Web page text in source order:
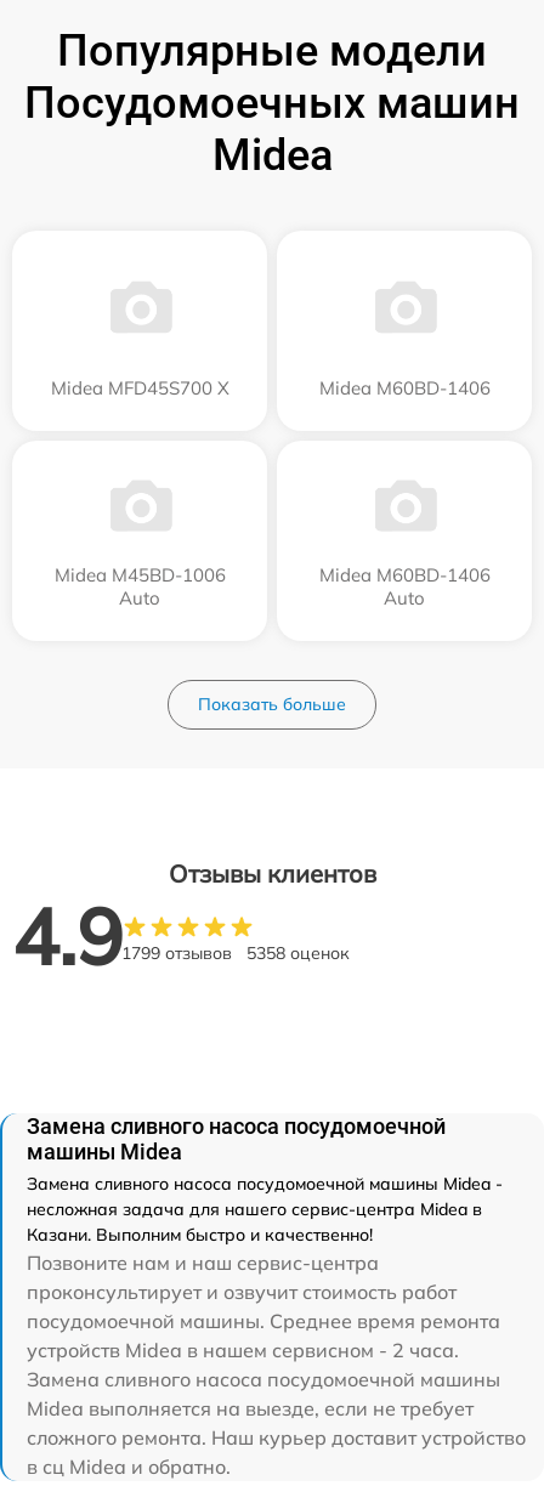
Популярные модели
Посудомоечных машин
Midea
Midea MFD45S700 X Midea M60BD-1406
Midea M45BD-1006
Auto
Midea M60BD-1406
Auto
Показать больше
Отзывы клиентов
4.91799 отзывов 5358 оценок
Замена сливного насоса посудомоечной
машины Midea
Замена сливного насоса посудомоечной машины Midea -
несложная задача для нашего сервис-центра Midea в
Казани. Выполним быстро и качественно!
Позвоните нам и наш сервис-центра
проконсультирует и озвучит стоимость работ
посудомоечной машины. Среднее время ремонта
устройств Midea в нашем сервисном - 2 часа.
Замена сливного насоса посудомоечной машины
Midea выполняется на выезде, если не требует
сложного ремонта. Наш курьер доставит устройство
в сц Midea и обратно.